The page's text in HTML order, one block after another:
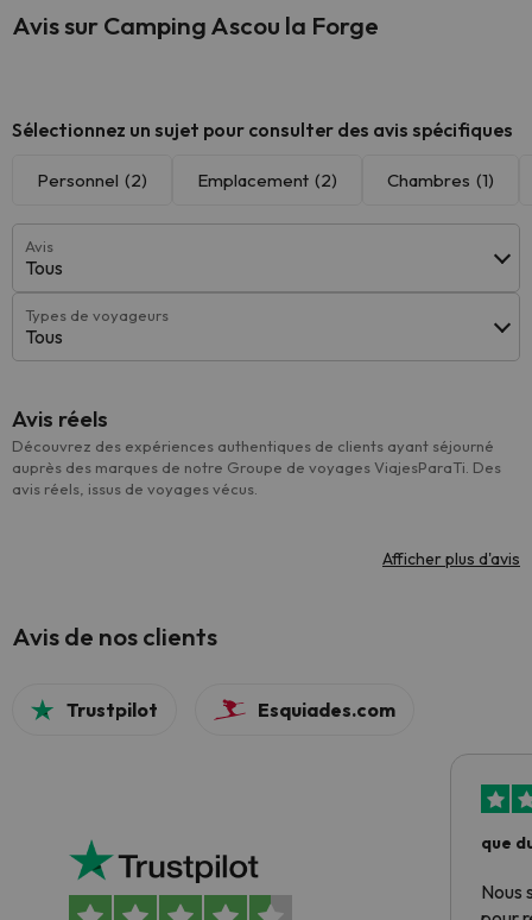
Avis sur Camping Ascou la Forge
Sélectionnez un sujet pour consulter des avis spécifiques
Personnel (2) Emplacement (2) Chambres (1)
Avis
Tous
Types de voyageurs
Tous
Avis réels
Découvrez des expériences authentiques de clients ayant séjourné
auprès des marques de notre Groupe de voyages ViajesParaTi. Des
avis réels, issus de voyages vécus.
Afficher plus d'avis
Avis de nos clients
Trustpilot Esquiades.com
que
Nous